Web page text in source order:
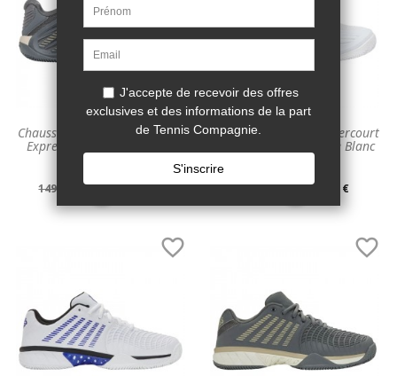
Chaussure K-Swiss Hypercourt
Express 3 Terre Battue Gris
Prix
149,99 € Prix
89,99 €
Chaussure K-Swiss Hypercourt
Express 3 Terre Battue Blanc
Prix
149,99 € Prix
89,99 €
 